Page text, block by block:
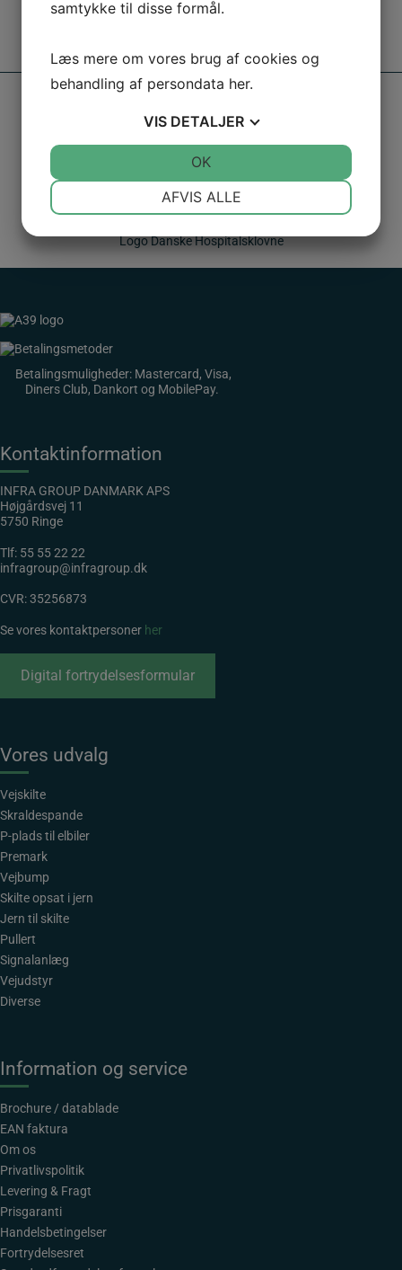
Logo Danske Hospitalsklovne
Betalingsmuligheder: Mastercard, Visa,
Diners Club, Dankort og MobilePay.
Kontaktinformation
INFRA GROUP DANMARK APS
Højgårdsvej 11
5750 Ringe
Tlf: 55 55 22 22
infragroup@infragroup.dk
CVR: 35256873
Se vores kontaktpersoner her
Digital fortrydelsesformular
Vores udvalg
Vejskilte
Skraldespande
P-plads til elbiler
Premark
Vejbump
Skilte opsat i jern
Jern til skilte
Pullert
Signalanlæg
Vejudstyr
Diverse
Information og service
Brochure / datablade
EAN faktura
Om os
Privatlivspolitik
Levering & Fragt
Prisgaranti
Handelsbetingelser
Fortrydelsesret
samtykke til disse formål.
Læs mere om vores brug af cookies og
behandling af persondata her.
VIS DETALJER
MARKETING
AFVIS ALLE
OK